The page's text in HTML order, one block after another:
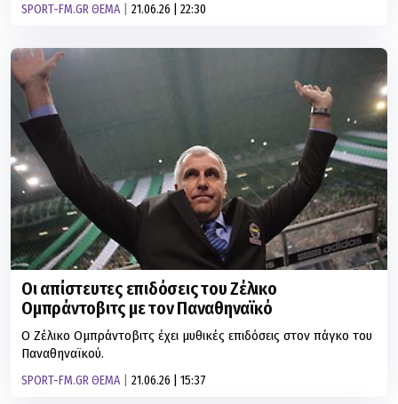
SPORT-FM.GR ΘΕΜΑ 21.06.26 | 22:30
Οι απίστευτες επιδόσεις του Ζέλικο
Ομπράντοβιτς με τον Παναθηναϊκό
Ο Ζέλικο Ομπράντοβιτς έχει μυθικές επιδόσεις στον πάγκο του
Παναθηναϊκού.
SPORT-FM.GR ΘΕΜΑ 21.06.26 | 15:37